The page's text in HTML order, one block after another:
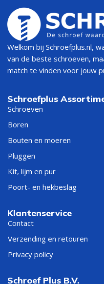
Welkom bij Schroefplus.nl,
van de beste schroeven,
match te vinden voor jouw
Schroefplus
Schroeven
Boren
Bouten en moeren
Pluggen
Kit, lijm en pur
Poort- en hekbeslag
Klantenservice
Contact
Verzending en retouren
Privacy policy
Schroef Plus B.V.